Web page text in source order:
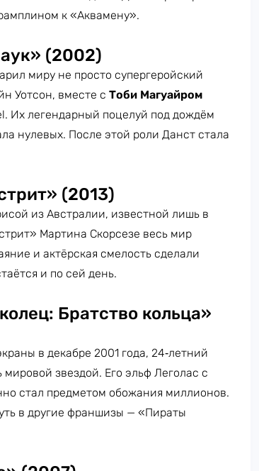
к «Аквамену».
(2002)
миру не просто супергеройский
Уотсон, вместе с Тоби Магуайром
Их легендарный поцелуй под дождём
нулевых. После этой роли Данст стала
(2013)
из Австралии, известной лишь в
Мартина Скорсезе весь мир
и актёрская смелость сделали
и по сей день.
Братство кольца»
в декабре 2001 года, 24‑летний
звездой. Его эльф Леголас с
стал предметом обожания миллионов.
в другие франшизы — «Пираты